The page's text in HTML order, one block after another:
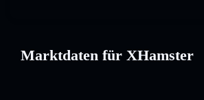
Marktdaten für XHamster